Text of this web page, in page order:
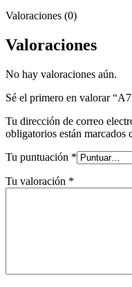
Valoraciones (0)
Valoraciones
No hay valoraciones aún.
Sé el primero en valorar
Tu dirección de correo
obligatorios están marcados
Tu puntuación *
Tu valoración *